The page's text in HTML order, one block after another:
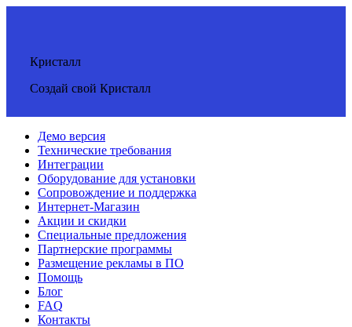
Кристалл
Создай свой Кристалл
Демо версия
Технические требования
Интеграции
Оборудование для установки
Сопровождение и поддержка
Интернет-Магазин
Акции и скидки
Специальные предложения
Партнерские программы
Размещение рекламы в ПО
Помощь
Блог
FAQ
Контакты